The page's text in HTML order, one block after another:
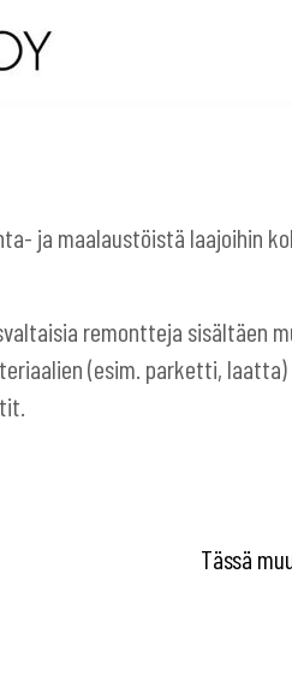
ja maalaustöistä laajoihin
remontteja sisältäen
(esim. parketti, laatta)
Tässä